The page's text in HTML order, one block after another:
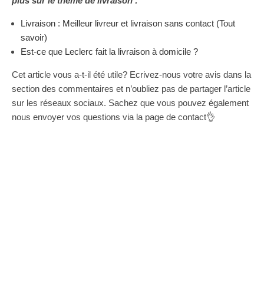
Livraison : Meilleur livreur et livraison sans contact (Tout
savoir)
Est-ce que Leclerc fait la livraison à domicile ?
Cet article vous a-t-il été utile? Ecrivez-nous votre avis dans la
section des commentaires et n’oubliez pas de partager l’article
sur les réseaux sociaux. Sachez que vous pouvez également
nous envoyer vos questions via la page de contact👌